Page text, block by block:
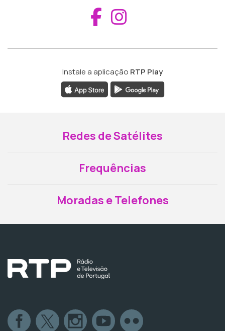
Aceder ao
Instale a aplicação RTP Play
Redes de Satélites
Frequências
Moradas e Telefones